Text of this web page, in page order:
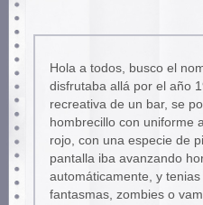
Hola a todos, busco el
disfrutaba allá por el año
recreativa de un bar, se
hombrecillo con uniforme
rojo, con una especie de
pantalla iba avanzando
automáticamente, y
fantasmas, zombies o